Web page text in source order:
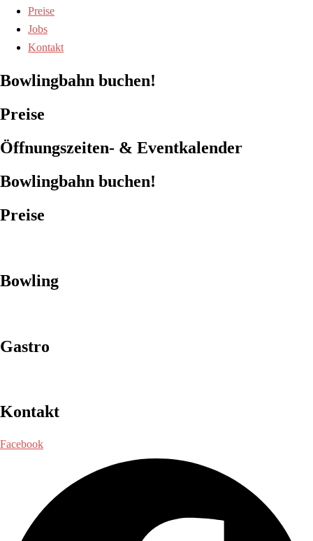
Preise
Jobs
Kontakt
Bowlingbahn buchen!
Preise
Öffnungszeiten- & Eventkalender
Bowlingbahn buchen!
Preise
Bowling
Gastro
Kontakt
Facebook